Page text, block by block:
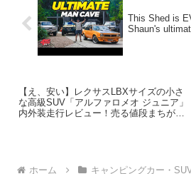
This Shed is
Shaun's
【え、安い】レクサスLBXサイズの小さ
な高級SUV「アルファロメオ ジュニア」
内外装走行レビュー！売る値段まちがっ
ホーム キャンピングカー・